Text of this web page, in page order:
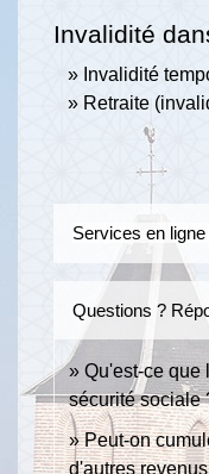
Invalidité
Invalidité
Retraite
Services en
Questions ?
Qu'est-ce que
sécurité sociale
Peut-on
d'autres